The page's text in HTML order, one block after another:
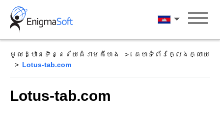
Skip
content
ភាសាខ្មែរ
មូលដ្ឋានទិន្នន័យគំរាមកំហែង
គេហទំព័រក្លែងក្លាយ
Lotus-tab.com
Lotus-tab.com